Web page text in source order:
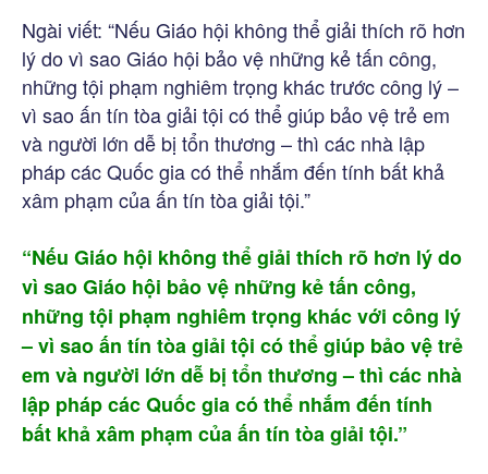
Ngài viết: “Nếu Giáo hội không thể giải thích rõ hơn
lý do vì sao Giáo hội bảo vệ những kẻ tấn công,
những tội phạm nghiêm trọng khác trước công lý –
vì sao ấn tín tòa giải tội có thể giúp bảo vệ trẻ em
và người lớn dễ bị tổn thương – thì các nhà lập
pháp các Quốc gia có thể nhắm đến tính bất khả
xâm phạm của ấn tín tòa giải tội.”
“Nếu Giáo hội không thể giải thích rõ hơn lý do
vì sao Giáo hội bảo vệ những kẻ tấn công,
những tội phạm nghiêm trọng khác với công lý
– vì sao ấn tín tòa giải tội có thể giúp bảo vệ trẻ
em và người lớn dễ bị tổn thương – thì các nhà
lập pháp các Quốc gia có thể nhắm đến tính
bất khả xâm phạm của ấn tín tòa giải tội.”